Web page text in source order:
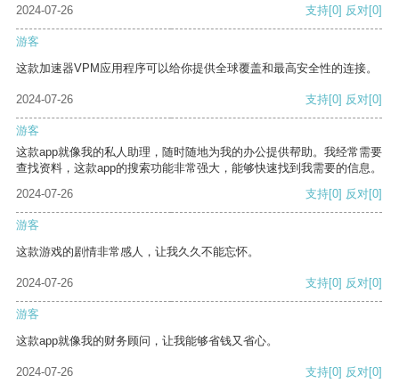
2024-07-26
支持[0] 反对[0]
游客
这款加速器VPM应用程序可以给你提供全球覆盖和最高安全性的连接。
2024-07-26 支持[0] 反对[0]
游客
这款app就像我的私人助理，随时随地为我的办公提供帮助。我经常需要
查找资料，这款app的搜索功能非常强大，能够快速找到我需要的信息。
2024-07-26
支持[0] 反对[0]
游客
这款游戏的剧情非常感人，让我久久不能忘怀。
2024-07-26 支持[0] 反对[0]
游客
这款app就像我的财务顾问，让我能够省钱又省心。
2024-07-26 支持[0] 反对[0]